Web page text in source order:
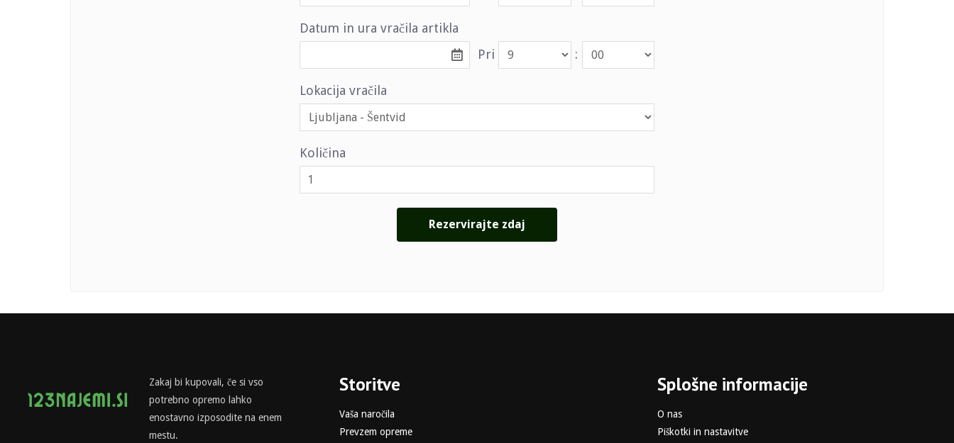
Datum in ura vračila artikla
Pri
:
Lokacija vračila
Količina
Zakaj bi kupovali, če si vso
potrebno opremo lahko
enostavno izposodite na enem
mestu.
Storitve
Vaša naročila
Prevzem opreme
Splošne informacije
O nas
Piškotki in nastavitve